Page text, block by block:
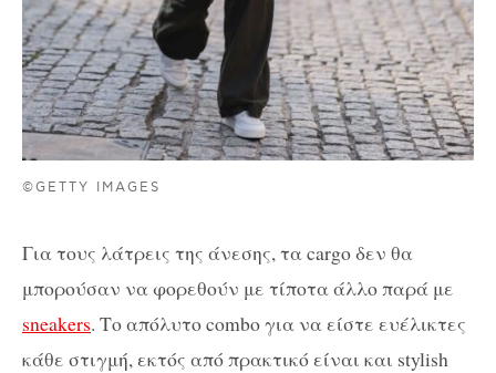
©GETTY IMAGES
Για τους λάτρεις της άνεσης, τα cargo δεν θα
μπορούσαν να φορεθούν με τίποτα άλλο παρά με
sneakers. Το απόλυτο combo για να είστε ευέλικτες
κάθε στιγμή, εκτός από πρακτικό είναι και stylish